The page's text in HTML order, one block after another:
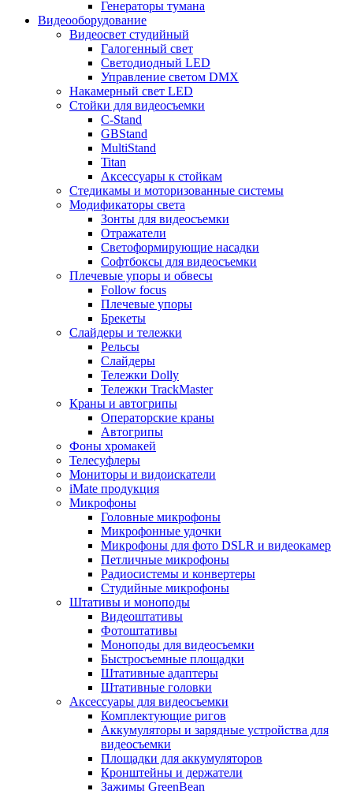
Генераторы тумана
Видеооборудование
Видеосвет студийный
Галогенный свет
Светодиодный LED
Управление светом DMX
Накамерный свет LED
Стойки для видеосъемки
C-Stand
GBStand
MultiStand
Titan
Аксессуары к стойкам
Стедикамы и моторизованные системы
Модификаторы света
Зонты для видеосъемки
Отражатели
Светоформирующие насадки
Софтбоксы для видеосъемки
Плечевые упоры и обвесы
Follow focus
Плечевые упоры
Брекеты
Слайдеры и тележки
Рельсы
Слайдеры
Тележки Dolly
Тележки TrackMaster
Краны и автогрипы
Операторские краны
Автогрипы
Фоны хромакей
Телесуфлеры
Мониторы и видоискатели
iMate продукция
Микрофоны
Головные микрофоны
Микрофонные удочки
Микрофоны для фото DSLR и видеокамер
Петличные микрофоны
Радиосистемы и конвертеры
Студийные микрофоны
Штативы и моноподы
Видеоштативы
Фотоштативы
Моноподы для видеосъемки
Быстросъемные площадки
Штативные адаптеры
Штативные головки
Аксессуары для видеосъемки
Комплектующие ригов
Аккумуляторы и зарядные устройства для
видеосъемки
Площадки для аккумуляторов
Кронштейны и держатели
Зажимы GreenBean